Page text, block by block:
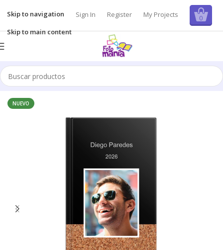
Sign In Register My Projects 0
Skip to navigation
Skip to main content
Inicio/Álbum de fotos
NUEVO